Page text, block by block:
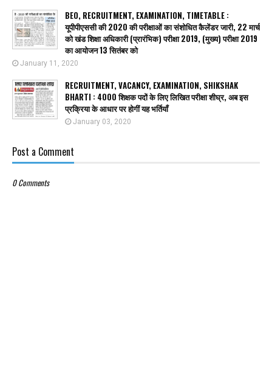
BEO, RECRUITMENT, EXAMINATION, TIMETABLE :
यूपीपीएससी की 2020 की परीक्षाओं का संशोधित कैलेंडर जारी, 22 मार्च
को खंड शिक्षा अधिकारी (प्रारंभिक) परीक्षा 2019, (मुख्य) परीक्षा 2019
का आयोजन 13 सितंबर को
January 11, 2020
RECRUITMENT, VACANCY, EXAMINATION, SHIKSHAK
BHARTI : 4000 शिक्षक पदों के लिए लिखित परीक्षा शीघ्र, अब इस
प्रक्रिया के आधार पर होगीं यह भर्तियाँ
January 03, 2020
Post a Comment
0 Comments